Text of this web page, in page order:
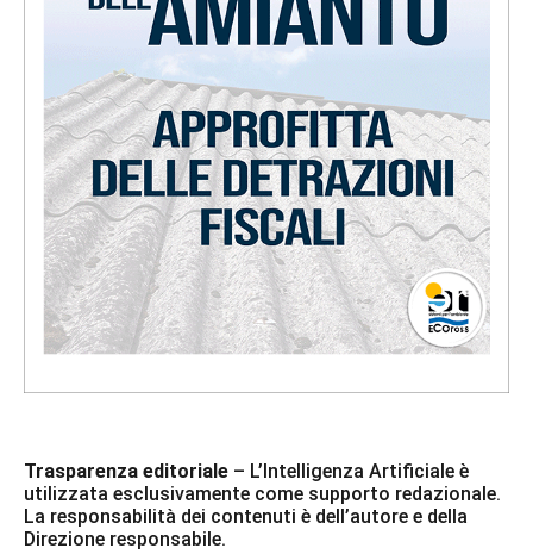
Trasparenza editoriale – L’Intelligenza Artificiale è
utilizzata esclusivamente come supporto redazionale.
La responsabilità dei contenuti è dell’autore e della
Direzione responsabile.